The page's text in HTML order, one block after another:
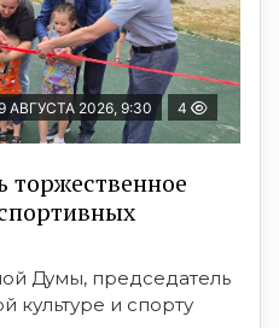
АВГУСТА 2026, 9:30 4
торжественное
Думы, председатель
культуре и спорту